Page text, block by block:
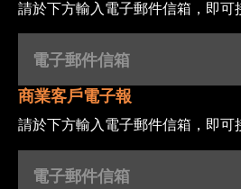
請於下方輸入電子郵件信箱，即可
件
信
(Required)
商業客戶電子報
請於下方輸入電子郵件信箱，即可
電